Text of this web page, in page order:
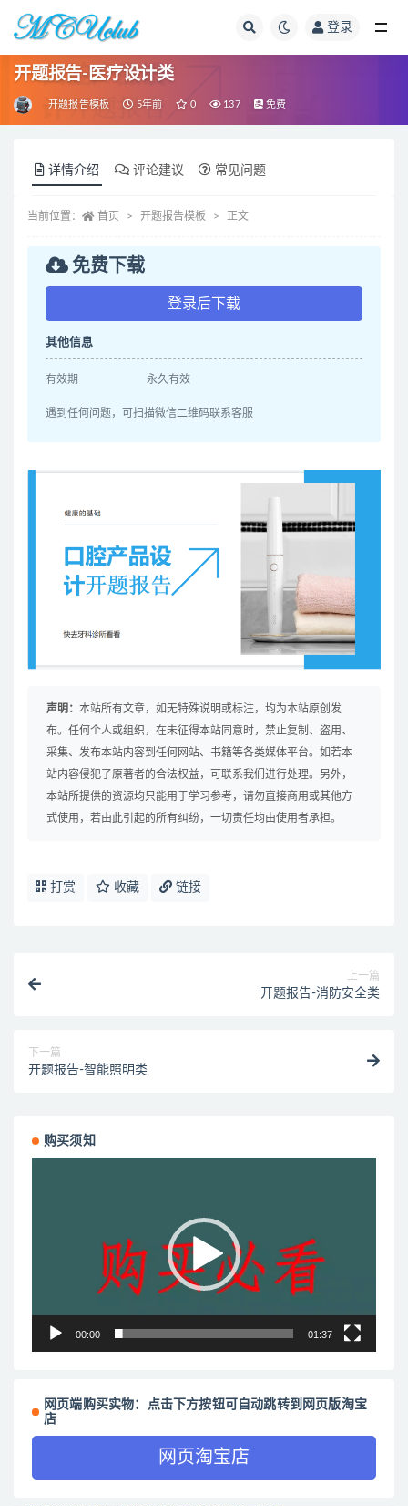
登录
开题报告-医疗设计类
开题报告模板 5年前 0 137 免费
详情介绍 评论建议 常见问题
当前位置： 首页 开题报告模板 正文
免费下载
登录后下载
其他信息
有效期 永久有效
遇到任何问题，可扫描微信二维码联系客服
声明： 本站所有文章，如无特殊说明或标注，均为本站原创发
布。任何个人或组织，在未征得本站同意时，禁止复制、盗用、
采集、发布本站内容到任何网站、书籍等各类媒体平台。如若本
站内容侵犯了原著者的合法权益，可联系我们进行处理。另外，
本站所提供的资源均只能用于学习参考，请勿直接商用或其他方
式使用，若由此引起的所有纠纷，一切责任均由使用者承担。
打赏 收藏 链接
上一篇
开题报告-消防安全类
下一篇
开题报告-智能照明类
购买须知
00:00 01:37
网页端购买实物：点击下方按钮可自动跳转到网页版淘宝
店
网页淘宝店